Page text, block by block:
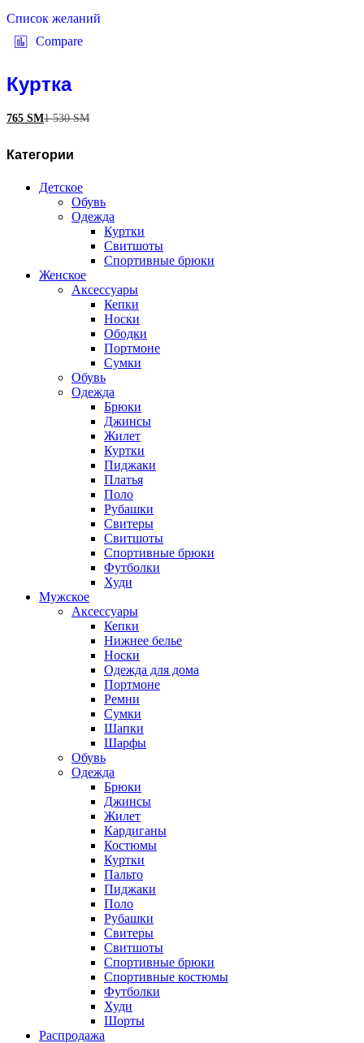
Список желаний
Compare
Куртка
765 ЅМ1 530ЅМ
Категории
Детское
Обувь
Одежда
Куртки
Свитшоты
Спортивные брюки
Женское
Аксессуары
Кепки
Носки
Ободки
Портмоне
Сумки
Обувь
Одежда
Брюки
Джинсы
Жилет
Куртки
Пиджаки
Платья
Поло
Рубашки
Свитеры
Свитшоты
Спортивные брюки
Футболки
Худи
Мужское
Аксессуары
Кепки
Нижнее белье
Носки
Одежда для дома
Портмоне
Ремни
Сумки
Шапки
Шарфы
Обувь
Одежда
Брюки
Джинсы
Жилет
Кардиганы
Костюмы
Куртки
Пальто
Пиджаки
Поло
Рубашки
Свитеры
Свитшоты
Спортивные брюки
Спортивные костюмы
Футболки
Худи
Шорты
Распродажа